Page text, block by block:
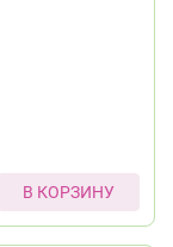
В КОРЗИНУ